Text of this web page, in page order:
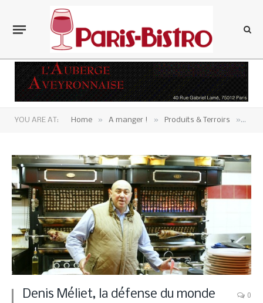
YOU ARE AT: Home » A manger ! » Produits & Terroirs »
Denis Méliet, la défense du monde
0